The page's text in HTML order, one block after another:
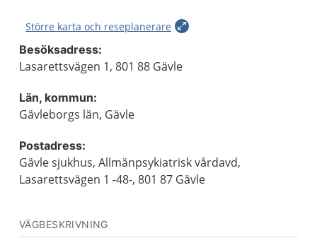
Större karta och reseplanerare
Besöksadress:
Lasarettsvägen 1, 801 88 Gävle
Län, kommun:
Gävleborgs län, Gävle
Postadress:
Gävle sjukhus, Allmänpsykiatrisk vårdavd,
Lasarettsvägen 1 -48-, 801 87 Gävle
VÄGBESKRIVNING